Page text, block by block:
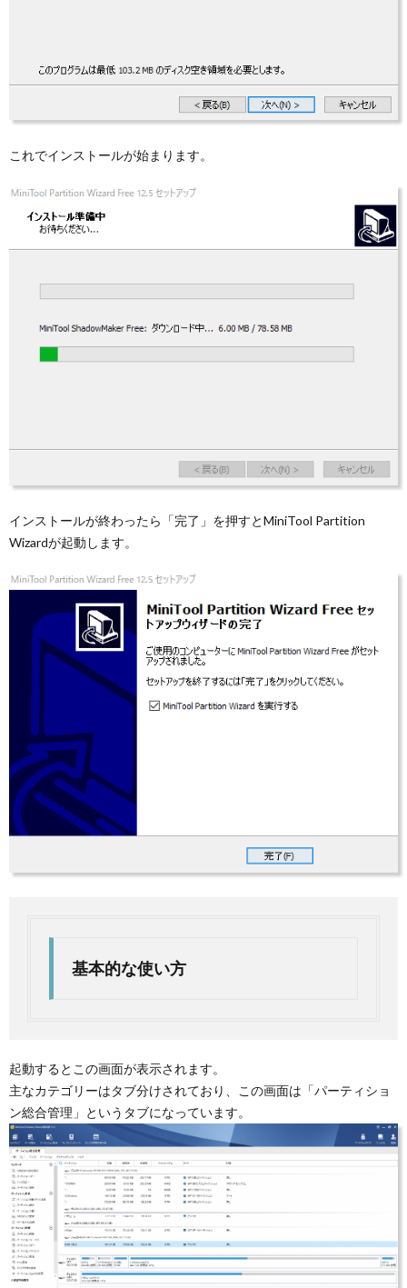
これでインストールが始まります。
インストールが終わったら「完了」を押すとMiniTool Partition
Wizardが起動します。
基本的な使い方
起動するとこの画面が表示されます。
主なカテゴリーはタブ分けされており、この画面は「パーティショ
ン総合管理」というタブになっています。